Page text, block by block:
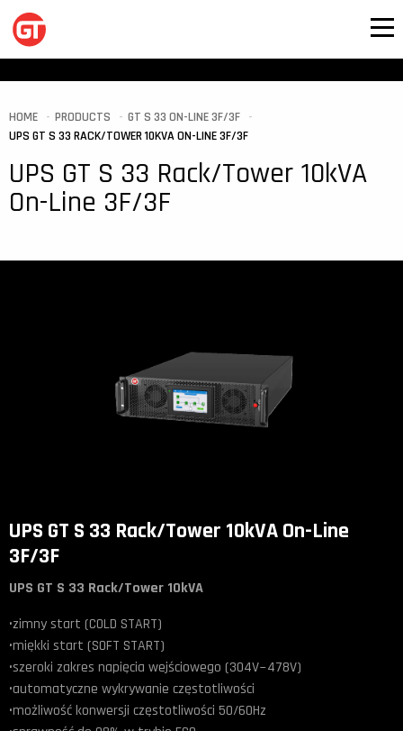
HOME PRODUCTS
GT S 33 ON-LINE 3F/3F
UPS GT S 33 RACK/TOWER 10KVA ON-LINE 3F/3F
UPS GT S 33 Rack/Tower 10kVA
On-Line 3F/3F
UPS GT S 33 Rack/Tower 10kVA On-Line
3F/3F
UPS GT S 33 Rack/Tower 10kVA
•zimny start (COLD START)
•miękki start (SOFT START)
•szeroki zakres napięcia wejściowego (304V~478V)
•automatyczne wykrywanie częstotliwości
•możliwość konwersji częstotliwości 50/60Hz